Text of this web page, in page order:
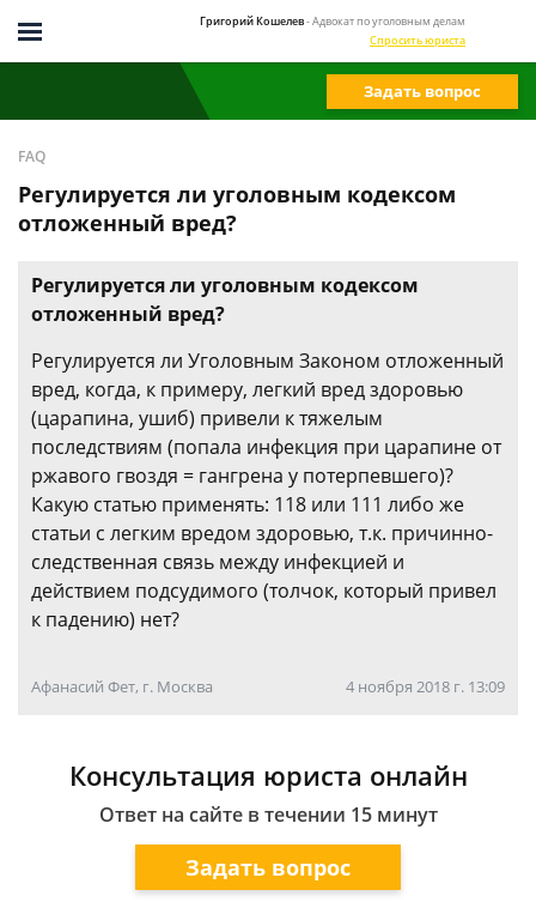
Григорий Кошелев- Адвокат по уголовным делам
Спросить юриста
Задать вопрос
FAQ
Регулируется ли уголовным кодексом
отложенный вред?
Регулируется ли уголовным кодексом
отложенный вред?
Регулируется ли Уголовным Законом отложенный
вред, когда, к примеру, легкий вред здоровью
(царапина, ушиб) привели к тяжелым
последствиям (попала инфекция при царапине от
ржавого гвоздя = гангрена у потерпевшего)?
Какую статью применять: 118 или 111 либо же
статьи с легким вредом здоровью, т.к. причинно-
следственная связь между инфекцией и
действием подсудимого (толчок, который привел
к падению) нет?
Афанасий Фет, г. Москва 4 ноября 2018 г. 13:09
Консультация юриста онлайн
Ответ на сайте в течении 15 минут
Задать вопрос